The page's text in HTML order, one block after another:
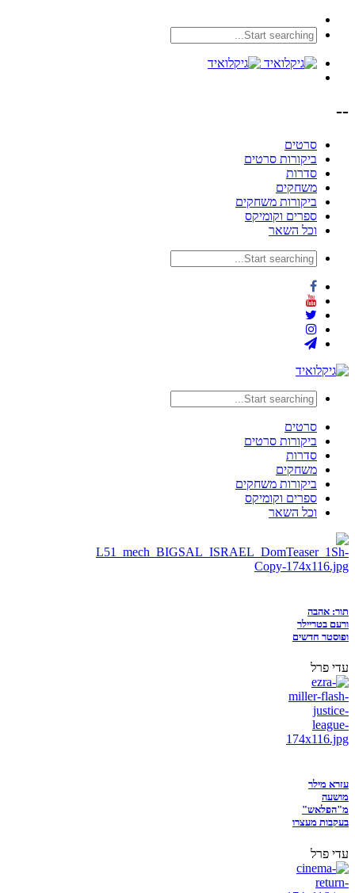
--
סרטים
ביקורות סרטים
סדרות
משחקים
ביקורות משחקים
ספרים וקומיקס
וכל השאר
סרטים
ביקורות סרטים
סדרות
משחקים
ביקורות משחקים
ספרים וקומיקס
וכל השאר
תור: אהבה
ורעם בטריילר
ופוסטר חדשים
עדי פרל
עזרא מילר
מושעה
מ"הפלאש"
בעקבות מעצרו
עדי פרל